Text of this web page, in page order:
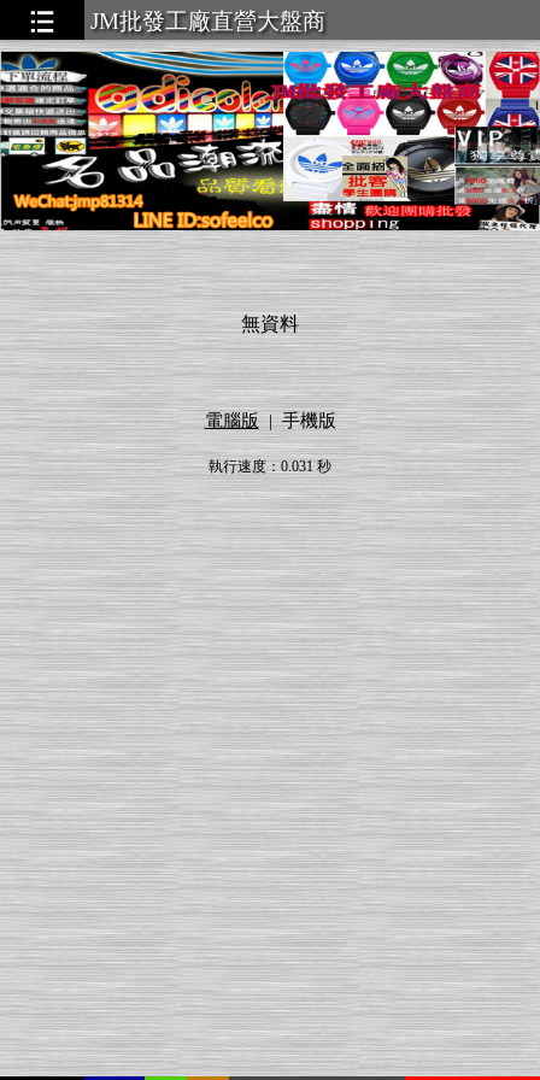
JM批發工廠直營大盤商
▃▃▃▃▃
無資料
電腦版|手機版
執行速度：0.031秒